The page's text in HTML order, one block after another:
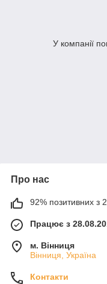
У компанії
Про нас
92% позитивних з
Працює з
м. Вінниця
Вінниця, Україна
Контакти